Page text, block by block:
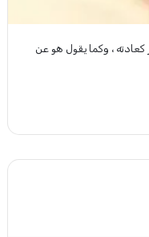
، وكما يقول هو عن